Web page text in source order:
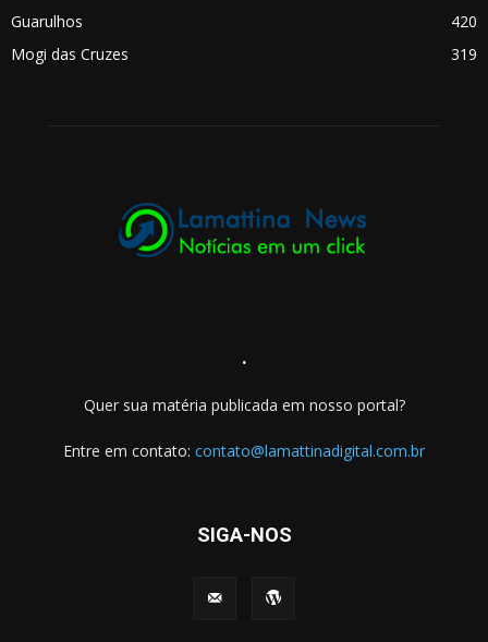
Guarulhos
420
Mogi das Cruzes
319
.
Quer sua matéria publicada em nosso portal?
Entre em contato: contato@lamattinadigital.com.br
SIGA-NOS